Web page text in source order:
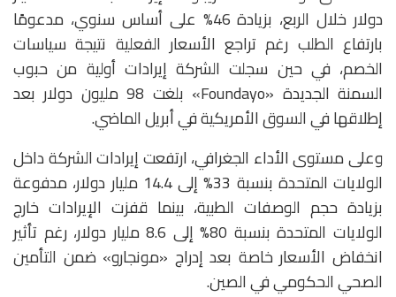
دولار خلال الربع، بزيادة 46% على أساس سنوي، مدعومًا
بارتفاع الطلب رغم تراجع الأسعار الفعلية نتيجة سياسات
الخصم، في حين سجلت الشركة إيرادات أولية من حبوب
السمنة الجديدة «Foundayo» بلغت 98 مليون دولار بعد
إطلاقها في السوق الأمريكية في أبريل الماضي.
وعلى مستوى الأداء الجغرافي، ارتفعت إيرادات الشركة داخل
الولايات المتحدة بنسبة 33% إلى 14.4 مليار دولار، مدفوعة
بزيادة حجم الوصفات الطبية، بينما قفزت الإيرادات خارج
الولايات المتحدة بنسبة 80% إلى 8.6 مليار دولار، رغم تأثير
انخفاض الأسعار خاصة بعد إدراج «مونجارو» ضمن التأمين
الصحي الحكومي في الصين.